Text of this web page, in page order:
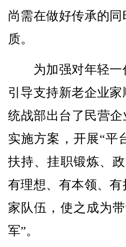
尚需在做好传承的
质。
为加强对年轻一
引导支持新老企业
统战部出台了民营
实施方案，开展“平
扶持、挂职锻炼、
有理想、有本领、
家队伍，使之成为
军”。